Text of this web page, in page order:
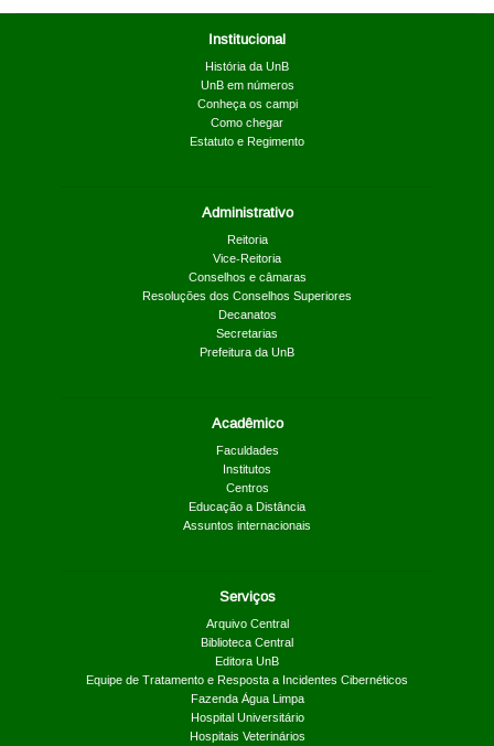
Institucional
História da UnB
UnB em números
Conheça os campi
Como chegar
Estatuto e Regimento
Administrativo
Reitoria
Vice-Reitoria
Conselhos e câmaras
Resoluções dos Conselhos Superiores
Decanatos
Secretarias
Prefeitura da UnB
Acadêmico
Faculdades
Institutos
Centros
Educação a Distância
Assuntos internacionais
Serviços
Arquivo Central
Biblioteca Central
Editora UnB
Equipe de Tratamento e Resposta a Incidentes Cibernéticos
Fazenda Água Limpa
Hospital Universitário
Hospitais Veterinários